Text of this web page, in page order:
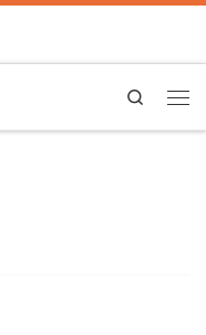
Search